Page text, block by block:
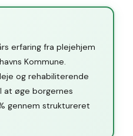
erfaring fra plejehjem
Kommune.
og rehabiliterende
at øge borgernes
gennem struktureret